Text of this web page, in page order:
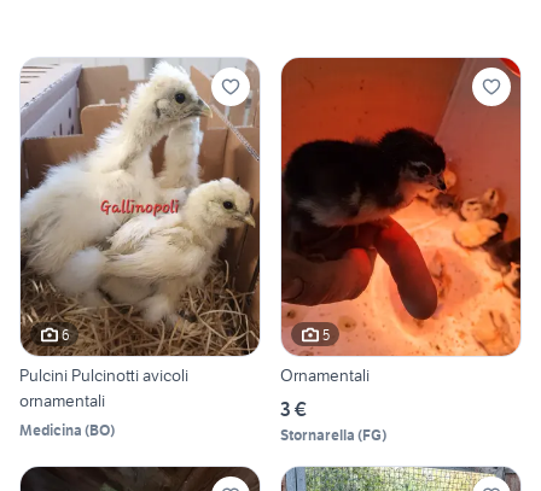
6
Pulcini Pulcinotti avicoli
ornamentali
Medicina (BO)
5
Ornamentali
3 €
Stornarella (FG)